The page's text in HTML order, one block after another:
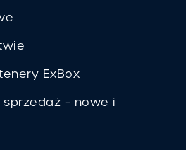
ExBox
– nowe i